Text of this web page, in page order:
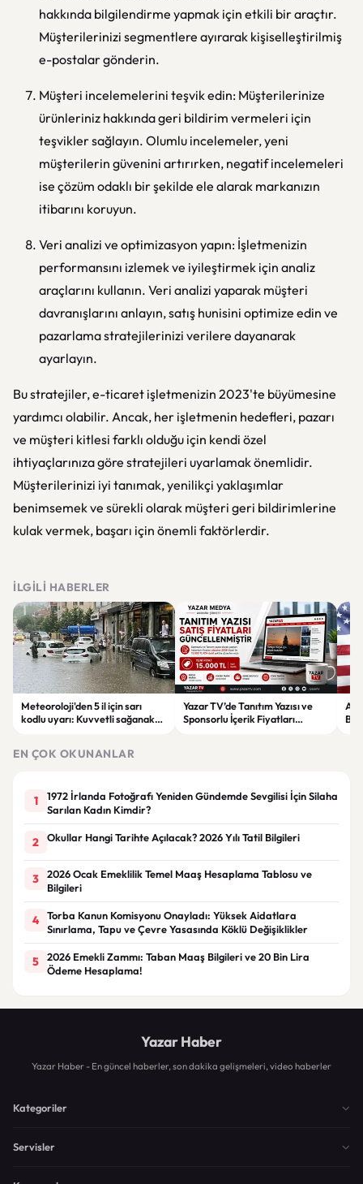
hakkında bilgilendirme yapmak için etkili bir araçtır.
Müşterilerinizi segmentlere ayırarak kişiselleştirilmiş
e-postalar gönderin.
Müşteri incelemelerini teşvik edin: Müşterilerinize
ürünleriniz hakkında geri bildirim vermeleri için
teşvikler sağlayın. Olumlu incelemeler, yeni
müşterilerin güvenini artırırken, negatif incelemeleri
ise çözüm odaklı bir şekilde ele alarak markanızın
itibarını koruyun.
Veri analizi ve optimizasyon yapın: İşletmenizin
performansını izlemek ve iyileştirmek için analiz
araçlarını kullanın. Veri analizi yaparak müşteri
davranışlarını anlayın, satış hunisini optimize edin ve
pazarlama stratejilerinizi verilere dayanarak
ayarlayın.
Bu stratejiler, e-ticaret işletmenizin 2023'te büyümesine
yardımcı olabilir. Ancak, her işletmenin hedefleri, pazarı
ve müşteri kitlesi farklı olduğu için kendi özel
ihtiyaçlarınıza göre stratejileri uyarlamak önemlidir.
Müşterilerinizi iyi tanımak, yenilikçi yaklaşımlar
benimsemek ve sürekli olarak müşteri geri bildirimlerine
kulak vermek, başarı için önemli faktörlerdir.
İLGILI HABERLER
Meteoroloji'den 5 il için sarı
kodlu uyarı: Kuvvetli sağanak
Yazar TV’de Tanıtım Yazısı ve
Sponsorlu İçerik Fiyatları
EN ÇOK OKUNANLAR
1
1972 İrlanda Fotoğrafı Yeniden Gündemde Sevgilisi İçin Silaha
Sarılan Kadın Kimdir?
2 Okullar Hangi Tarihte Açılacak? 2026 Yılı Tatil Bilgileri
3
2026 Ocak Emeklilik Temel Maaş Hesaplama Tablosu ve
Bilgileri
4
Torba Kanun Komisyonu Onayladı: Yüksek Aidatlara
Sınırlama, Tapu ve Çevre Yasasında Köklü Değişiklikler
5
2026 Emekli Zammı: Taban Maaş Bilgileri ve 20 Bin Lira
Ödeme Hesaplama!
Yazar Haber
Yazar Haber - En güncel haberler, son dakika gelişmeleri, video haberler
Kategoriler
Servisler